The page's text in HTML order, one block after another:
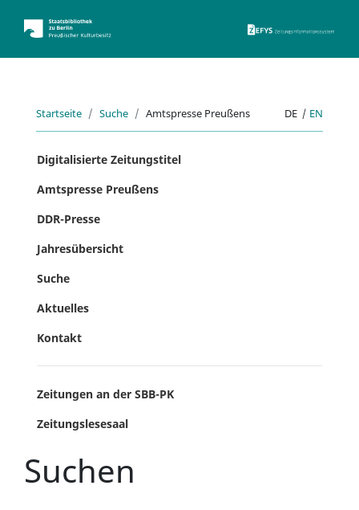
Startseite Suche Amtspresse Preußens DE | EN
Digitalisierte Zeitungstitel
Amtspresse Preußens
DDR-Presse
Jahresübersicht
Suche
Aktuelles
Kontakt
Zeitungen an der SBB-PK
Zeitungslesesaal
Suchen